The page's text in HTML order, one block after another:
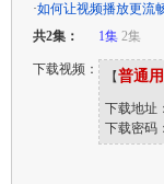
·如何让视频播放更流
共2集：
1集 2集
下载视频： 【普通
下载地址：
下载密码